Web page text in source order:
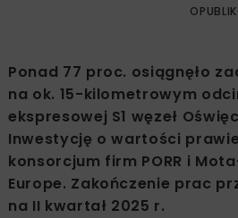
Ponad 77 proc. osiągnęło
na ok. 15-kilometrowym
ekspresowej S1 węzeł
Inwestycję o wartości prawie
konsorcjum firm PORR i
Europe. Zakończenie prac
na II kwartał 2025 r.